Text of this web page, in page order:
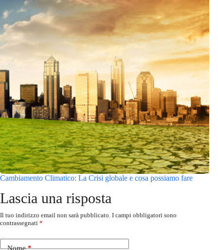
Cambiamento Climatico: La Crisi globale e cosa possiamo fare
Lascia una risposta
Il tuo indirizzo email non sarà pubblicato. I campi obbligatori sono
contrassegnati *
Nome*